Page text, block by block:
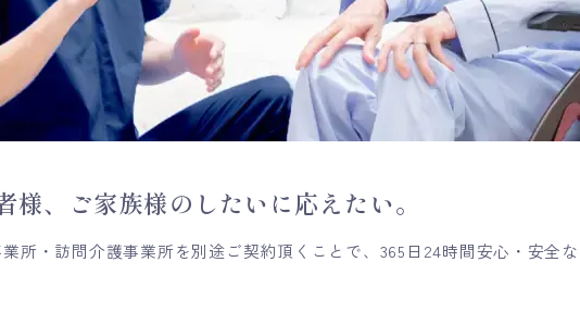
様、ご家族様のしたいに応えたい。
所・訪問介護事業所を別途ご契約頂くことで、365日24時間安心・安全